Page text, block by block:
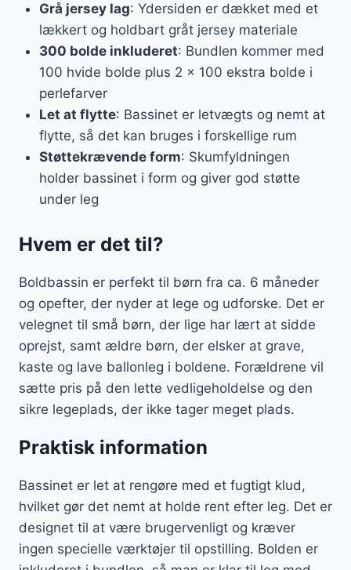
Grå jersey lag: Ydersiden er dækket med et
lækkert og holdbart gråt jersey materiale
300 bolde inkluderet: Bundlen kommer med
100 hvide bolde plus 2 x 100 ekstra bolde i
perlefarver
Let at flytte: Bassinet er letvægts og nemt at
flytte, så det kan bruges i forskellige rum
Støttekrævende form: Skumfyldningen
holder bassinet i form og giver god støtte
under leg
Hvem er det til?
Boldbassin er perfekt til børn fra ca. 6 måneder
og opefter, der nyder at lege og udforske. Det er
velegnet til små børn, der lige har lært at sidde
oprejst, samt ældre børn, der elsker at grave,
kaste og lave ballonleg i boldene. Forældrene vil
sætte pris på den lette vedligeholdelse og den
sikre legeplads, der ikke tager meget plads.
Praktisk information
Bassinet er let at rengøre med et fugtigt klud,
hvilket gør det nemt at holde rent efter leg. Det er
designet til at være brugervenligt og kræver
ingen specielle værktøjer til opstilling. Bolden er